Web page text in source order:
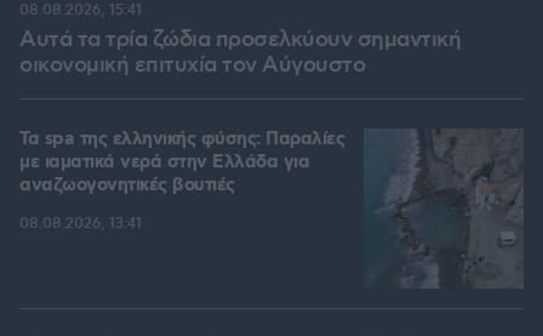
Αυτά τα τρία ζώδια προσελκύουν σημαντική
οικονομική επιτυχία τον Αύγουστο
08.08.2026, 15:41
Τα spa της ελληνικής φύσης: Παραλίες
με ιαματικά νερά στην Ελλάδα για
αναζωογονητικές βουτιές
08.08.2026, 13:41